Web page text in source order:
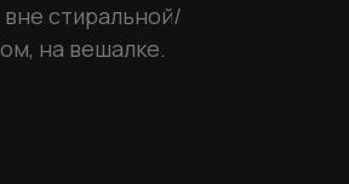
стиральной/
на вешалке.